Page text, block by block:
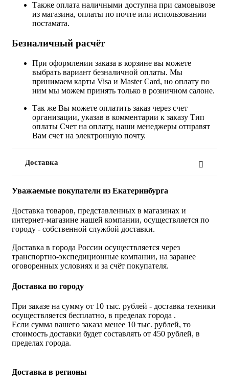
Также оплата наличными доступна при самовывозе
из магазина, оплаты по почте или использовании
постамата.
Безналичный расчёт
При оформлении заказа в корзине вы можете
выбрать вариант безналичной оплаты. Мы
принимаем карты Visa и Master Card, но оплату по
ним мы можем принять только в розничном салоне.
Так же Вы можете оплатить заказ через счет
организации, указав в комментарии к заказу Тип
оплаты Счет на оплату, наши менеджеры отправят
Вам счет на электронную почту.
Доставка
Уважаемые покупатели из Екатеринбурга
Доставка товаров, представленных в магазинах и
интернет-магазине нашей компании, осуществляется по
городу - собственной службой доставки.
Доставка в города России осуществляется через
транспортно-экспедиционные компании, на заранее
оговоренных условиях и за счёт покупателя.
Доставка по городу
При заказе на сумму от 10 тыс. рублей - доставка техники
осуществляется бесплатно, в пределах города .
Если сумма вашего заказа менее 10 тыс. рублей, то
стоимость доставки будет составлять от 450 рублей, в
пределах города.
Доставка в регионы